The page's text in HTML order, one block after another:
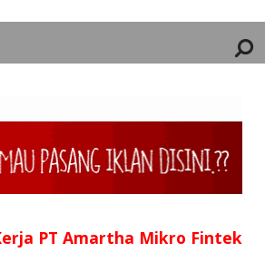
PT Amartha Mikro Fintek